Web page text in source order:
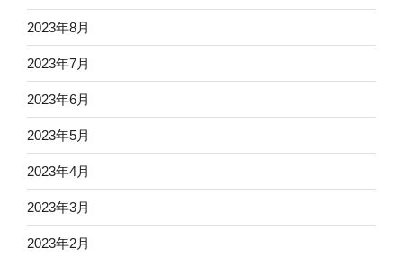
2023年8月
2023年7月
2023年6月
2023年5月
2023年4月
2023年3月
2023年2月